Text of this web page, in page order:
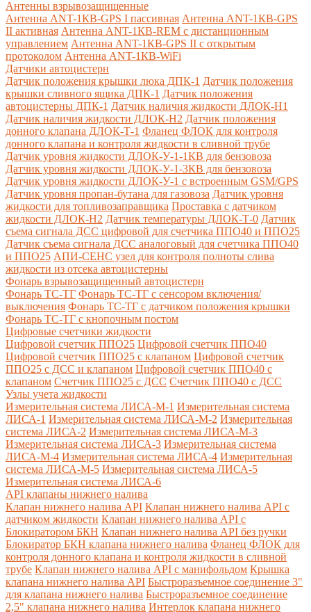
Антенны взрывозащищенные
Антенна ANT-1КВ-GPS I пассивная Антенна ANT-1КВ-GPS
II активная Антенна ANT-1КВ-REM c дистанционным
управлением Антенна ANT-1КВ-GPS II с открытым
протоколом Антенна ANT-1КВ-WiFi
Датчики автоцистерн
Датчик положения крышки люка ДПК-1 Датчик положения
крышки сливного ящика ДПК-1 Датчик положения
автоцистерны ДПК-1 Датчик наличия жидкости ДЛОК-Н1
Датчик наличия жидкости ДЛОК-Н2 Датчик положения
донного клапана ДЛОК-Т-1 Фланец ФЛОК для контроля
донного клапана и контроля жидкости в сливной трубе
Датчик уровня жидкости ДЛОК-У-1-1КВ для бензовоза
Датчик уровня жидкости ДЛОК-У-1-3КВ для бензовоза
Датчик уровня жидкости ДЛОК-У-1 с встроенным GSM/GPS
Датчик уровня пропан-бутана для газовоза Датчик уровня
жидкости для топливозаправщика Проставка с датчиком
жидкости ДЛОК-Н2 Датчик температуры ДЛОК-Т-0 Датчик
съема сигнала ДСС цифровой для счетчика ППО40 и ППО25
Датчик съема сигнала ДСС аналоговый для счетчика ППО40
и ППО25 АПИ-СЕНС узел для контроля полноты слива
жидкости из отсека автоцистерны
Фонарь взрывозащищенный автоцистерн
Фонарь ТС-ТГ Фонарь ТС-ТГ с сенсором включения/
выключения Фонарь ТС-ТГ с датчиком положения крышки
Фонарь ТС-ТГ с кнопочным постом
Цифровые счетчики жидкости
Цифровой счетчик ППО25 Цифровой счетчик ППО40
Цифровой счетчик ППО25 с клапаном Цифровой счетчик
ППО25 с ДСС и клапаном Цифровой счетчик ППО40 с
клапаном Счетчик ППО25 с ДСС Счетчик ППО40 с ДСС
Узлы учета жидкости
Измерительная система ЛИСА-М-1 Измерительная система
ЛИСА-1 Измерительная система ЛИСА-М-2 Измерительная
система ЛИСА-2 Измерительная система ЛИСА-М-3
Измерительная система ЛИСА-3 Измерительная система
ЛИСА-М-4 Измерительная система ЛИСА-4 Измерительная
система ЛИСА-М-5 Измерительная система ЛИСА-5
Измерительная система ЛИСА-6
API клапаны нижнего налива
Клапан нижнего налива API Клапан нижнего налива API с
датчиком жидкости Клапан нижнего налива API с
Блокиратором БКН Клапан нижнего налива API без ручки
Блокиратор БКН клапана нижнего налива Фланец ФЛОК для
контроля донного клапана и контроля жидкости в сливной
трубе Клапан нижнего налива API с манифольдом Крышка
клапана нижнего налива API Быстроразъемное соединение 3"
для клапана нижнего налива Быстроразъемное соединение
2,5" клапана нижнего налива Интерлок клапана нижнего